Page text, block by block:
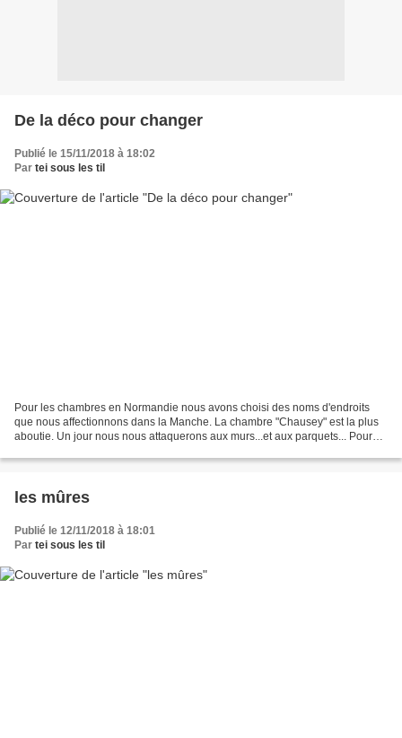
De la déco pour changer
Publié le 15/11/2018 à 18:02
Par tei sous les til
Pour les chambres en Normandie nous avons choisi des noms d'endroits
que nous affectionnons dans la Manche. La chambre "Chausey" est la plus
aboutie. Un jour nous nous attaquerons aux murs...et aux parquets... Pour
les mûres
Publié le 12/11/2018 à 18:01
Par tei sous les til